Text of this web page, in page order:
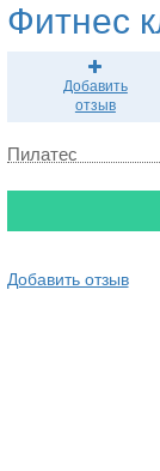
Фитнес
Добавить
отзыв
Пилатес
Добавить отзыв